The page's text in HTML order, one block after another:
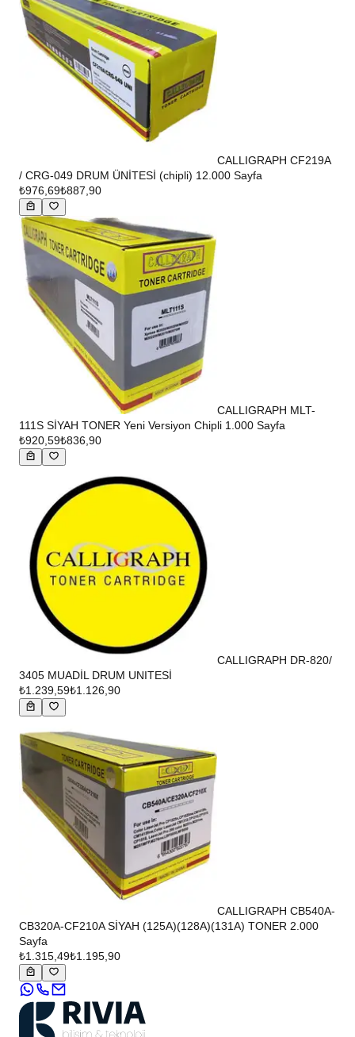
CALLIGRAPH CF219A
/ CRG-049 DRUM ÜNİTESİ (chipli) 12.000 Sayfa
₺976,69₺887,90
CALLIGRAPH MLT-
111S SİYAH TONER Yeni Versiyon Chipli 1.000 Sayfa
₺920,59₺836,90
CALLIGRAPH DR-820/
3405 MUADİL DRUM UNITESİ
₺1.239,59₺1.126,90
CALLIGRAPH CB540A-
CB320A-CF210A SİYAH (125A)(128A)(131A) TONER 2.000
Sayfa
₺1.315,49₺1.195,90